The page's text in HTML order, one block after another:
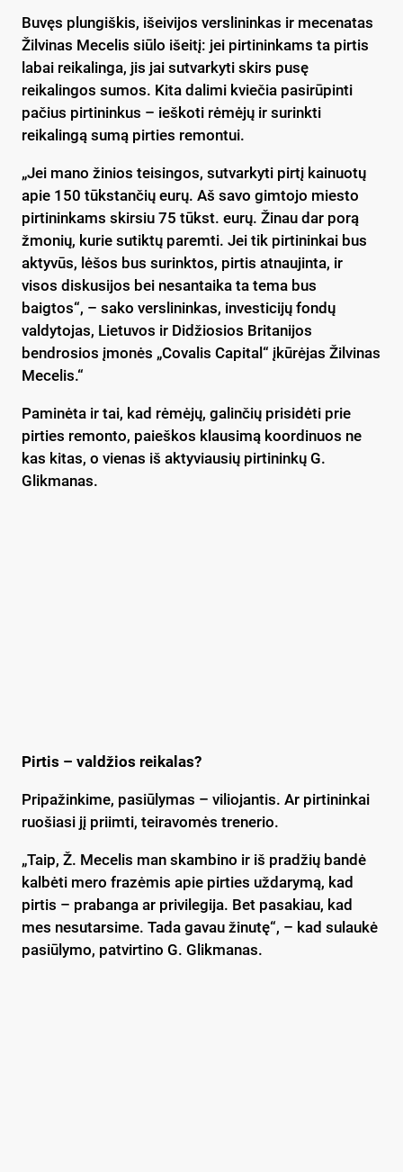
Buvęs plungiškis, išeivijos verslininkas ir mecenatas
Žilvinas Mecelis siūlo išeitį: jei pirtininkams ta pirtis
labai reikalinga, jis jai sutvarkyti skirs pusę
reikalingos sumos. Kita dalimi kviečia pasirūpinti
pačius pirtininkus – ieškoti rėmėjų ir surinkti
reikalingą sumą pirties remontui.
„Jei mano žinios teisingos, sutvarkyti pirtį kainuotų
apie 150 tūkstančių eurų. Aš savo gimtojo miesto
pirtininkams skirsiu 75 tūkst. eurų. Žinau dar porą
žmonių, kurie sutiktų paremti. Jei tik pirtininkai bus
aktyvūs, lėšos bus surinktos, pirtis atnaujinta, ir
visos diskusijos bei nesantaika ta tema bus
baigtos“, – sako verslininkas, investicijų fondų
valdytojas, Lietuvos ir Didžiosios Britanijos
bendrosios įmonės „Covalis Capital“ įkūrėjas Žilvinas
Mecelis.“
Paminėta ir tai, kad rėmėjų, galinčių prisidėti prie
pirties remonto, paieškos klausimą koordinuos ne
kas kitas, o vienas iš aktyviausių pirtininkų G.
Glikmanas.
Pirtis – valdžios reikalas?
Pripažinkime, pasiūlymas – viliojantis. Ar pirtininkai
ruošiasi jį priimti, teiravomės trenerio.
„Taip, Ž. Mecelis man skambino ir iš pradžių bandė
kalbėti mero frazėmis apie pirties uždarymą, kad
pirtis – prabanga ar privilegija. Bet pasakiau, kad
mes nesutarsime. Tada gavau žinutę“, – kad sulaukė
pasiūlymo, patvirtino G. Glikmanas.